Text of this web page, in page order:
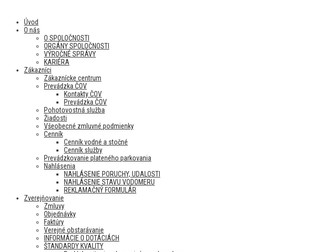
Úvod
O nás
O SPOLOČNOSTI
ORGÁNY SPOLOČNOSTI
VÝROČNÉ SPRÁVY
KARIÉRA
Zákazníci
Zákaznícke centrum
Prevádzka ČOV
Kontakty ČOV
Prevádzka ČOV
Pohotovostná služba
Žiadosti
Všeobecné zmluvné podmienky
Cenník
Cenník vodné a stočné
Cenník služby
Prevádzkovanie plateného parkovania
Nahlásenia
NAHLÁSENIE PORUCHY, UDALOSTI
NAHLÁSENIE STAVU VODOMERU
REKLAMAČNÝ FORMULÁR
Zverejňovanie
Zmluvy
Objednávky
Faktúry
Verejné obstarávanie
INFORMÁCIE O DOTÁCIÁCH
ŠTANDARDY KVALITY